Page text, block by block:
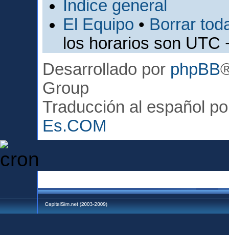
Índice general
El Equipo • Borrar
los horarios son UTC
Desarrollado por phpBB
Group
Traducción al español
Es.COM